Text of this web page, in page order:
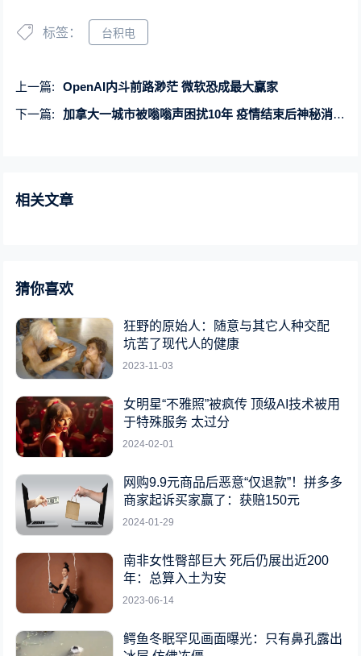
标签： 台积电
上一篇:
OpenAI内斗前路渺茫 微软恐成最大赢家
下一篇:
加拿大一城市被嗡嗡声困扰10年 疫情结束后神秘消失：都怪美国
相关文章
猜你喜欢
狂野的原始人：随意与其它人种交配
坑苦了现代人的健康
2023-11-03
女明星“不雅照”被疯传 顶级AI技术被用
于特殊服务 太过分
2024-02-01
网购9.9元商品后恶意“仅退款”！拼多多
商家起诉买家赢了：获赔150元
2024-01-29
南非女性臀部巨大 死后仍展出近200
年：总算入土为安
2023-06-14
鳄鱼冬眠罕见画面曝光：只有鼻孔露出